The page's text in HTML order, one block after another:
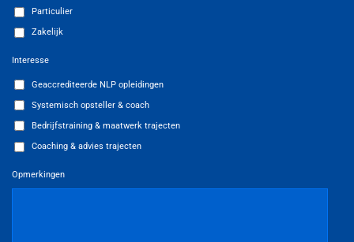
Particulier
Zakelijk
Interesse
Geaccrediteerde NLP opleidingen
Systemisch opsteller & coach
Bedrijfstraining & maatwerk trajecten
Coaching & advies trajecten
Opmerkingen